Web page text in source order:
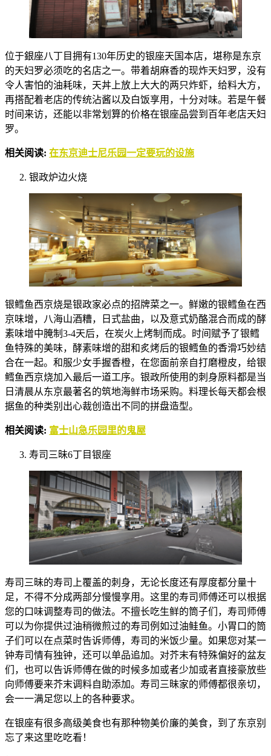
位于銀座八丁目拥有130年历史的银座天国本店，堪称是东京
的天妇罗必须吃的名店之一。带着胡麻香的现炸天妇罗，没有
令人害怕的油耗味，天丼上放上大大的两只炸虾，给料大方，
再搭配着老店的传统沾酱以及白饭享用，十分对味。若是午餐
时间来访，还能以非常划算的价格在银座品尝到百年老店天妇
罗。
相关阅读: 在东京迪士尼乐园一定要玩的设施
银政炉边火烧
银鳕鱼西京烧是银政家必点的招牌菜之一。鲜嫩的银鳕鱼在西
京味增，八海山酒糟，日式盐曲，以及意式奶酪混合而成的酵
素味增中腌制3-4天后，在炭火上烤制而成。时间赋予了银鳕
鱼特殊的美味，酵素味增的甜和炙烤后的银鳕鱼的香滑巧妙结
合在一起。和服少女手握香橙，在您面前亲自打磨橙皮，给银
鳕鱼西京烧加入最后一道工序。银政所使用的刺身原料都是当
日清晨从东京最著名的筑地海鲜市场采购。料理长每天都会根
据鱼的种类别出心裁创造出不同的拼盘造型。
相关阅读: 富士山急乐园里的鬼屋
寿司三昧6丁目银座
寿司三昧的寿司上覆盖的刺身，无论长度还有厚度都分量十
足，不得不分成两部分慢慢享用。这里的寿司师傅还可以根据
您的口味调整寿司的做法。不擅长吃生鲜的筒子们，寿司师傅
可以为你提供过油稍微煎过的寿司例如过油鲑鱼。小胃口的筒
子们可以在点菜时告诉师傅，寿司的米饭少量。如果您对某一
钟寿司情有独钟，还可以单品追加。对芥末有特殊偏好的盆友
们，也可以告诉师傅在做的时候多加或者少加或者直接豪放些
向师傅要来芥末调料自助添加。寿司三昧家的师傅都很亲切，
会一一满足您以上的各种要求。
在银座有很多高级美食也有那种物美价廉的美食，到了东京别
忘了来这里吃吃看！